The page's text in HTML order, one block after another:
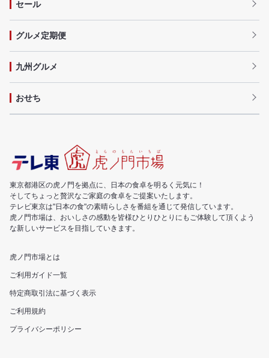
セール
グルメ定期便
九州グルメ
おせち
東京都港区の虎ノ門を拠点に、日本の食卓を明るく元気に！
そしてちょっと贅沢なご家庭の食卓をご提案いたします。
テレビ東京は"日本の食"の素晴らしさを番組を通じて発信しています。
虎ノ門市場は、おいしさの感動を皆様ひとりひとりにもご体験して頂くよう
な新しいサービスを目指していきます。
虎ノ門市場とは
ご利用ガイド一覧
特定商取引法に基づく表示
ご利用規約
プライバシーポリシー